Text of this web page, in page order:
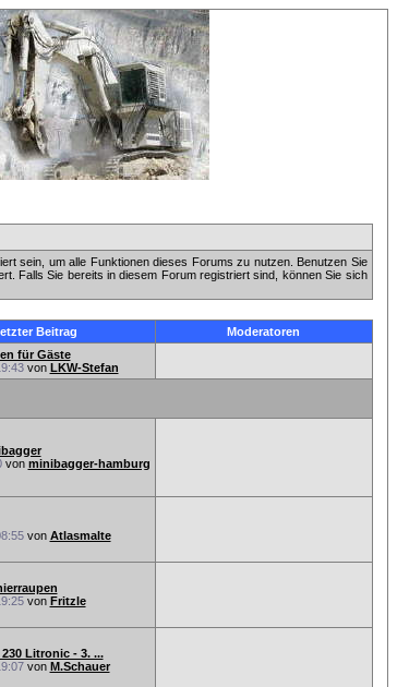
sein, um alle Funktionen dieses Forums zu nutzen. Benutzen Sie
Falls Sie bereits in diesem Forum registriert sind, können Sie sich
Beitrag Moderatoren
für Gäste
von LKW-Stefan
von minibagger-hamburg
von Atlasmalte
von Fritzle
Litronic - 3. ...
von M.Schauer